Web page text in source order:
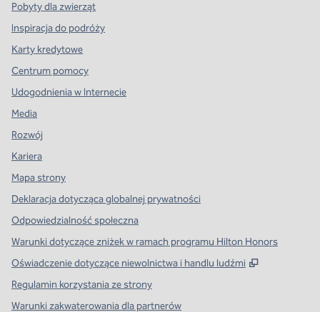
Pobyty dla zwierząt
Inspiracja do podróży
Karty kredytowe
Centrum pomocy
Udogodnienia w Internecie
Media
Rozwój
Kariera
Mapa strony
Deklaracja dotycząca globalnej prywatności
Odpowiedzialność społeczna
Warunki dotyczące zniżek w ramach programu Hilton Honors
Oświadczenie dotyczące niewolnictwa i handlu ludźmi
,
Regulamin korzystania ze strony
Warunki zakwaterowania dla partnerów